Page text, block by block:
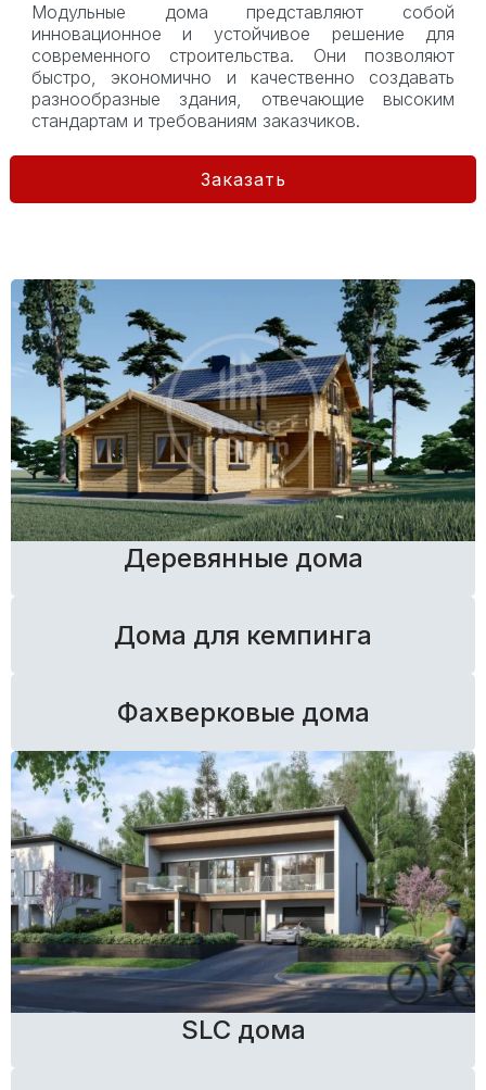
Модульные дома представляют собой
инновационное и устойчивое решение для
современного строительства. Они позволяют
быстро, экономично и качественно создавать
разнообразные здания, отвечающие высоким
стандартам и требованиям заказчиков.
Заказать
Деревянные дома
Дома для кемпинга
Фахверковые дома
SLC дома